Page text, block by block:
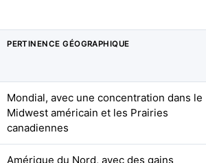
PERTINENCE GÉOGRAPHIQUE
Mondial, avec une concentration dans le
Midwest américain et les Prairies
canadiennes
Amérique du Nord, avec des gains